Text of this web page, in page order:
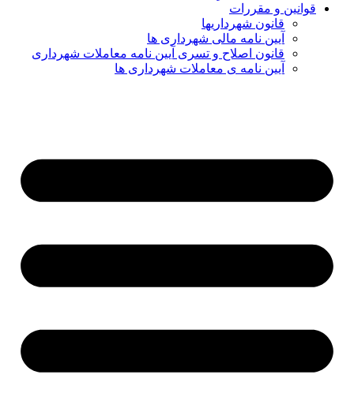
قوانین و مقررات
قانون شهرداریها
آیین نامه مالی شهرداری ها
قانون اصلاح و تسری آیین نامه معاملات شهرداری
آیین نامه ی معاملات شهرداری ها